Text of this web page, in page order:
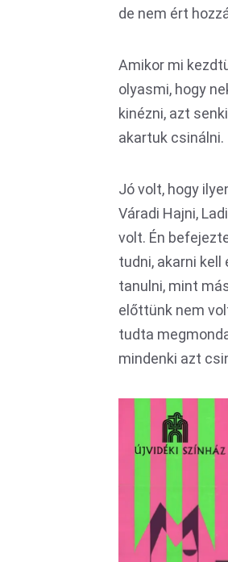
de nem ért
Amikor mi
olyasmi, hogy
kinézni, azt
akartuk csinálni.
Jó volt, hogy
Váradi Hajni,
volt. Én
tudni, akarni
tanulni, mint
előttünk nem
tudta
mindenki azt